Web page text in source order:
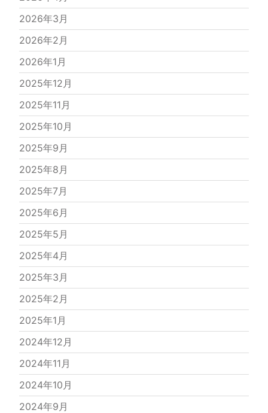
2026年3月
2026年2月
2026年1月
2025年12月
2025年11月
2025年10月
2025年9月
2025年8月
2025年7月
2025年6月
2025年5月
2025年4月
2025年3月
2025年2月
2025年1月
2024年12月
2024年11月
2024年10月
2024年9月